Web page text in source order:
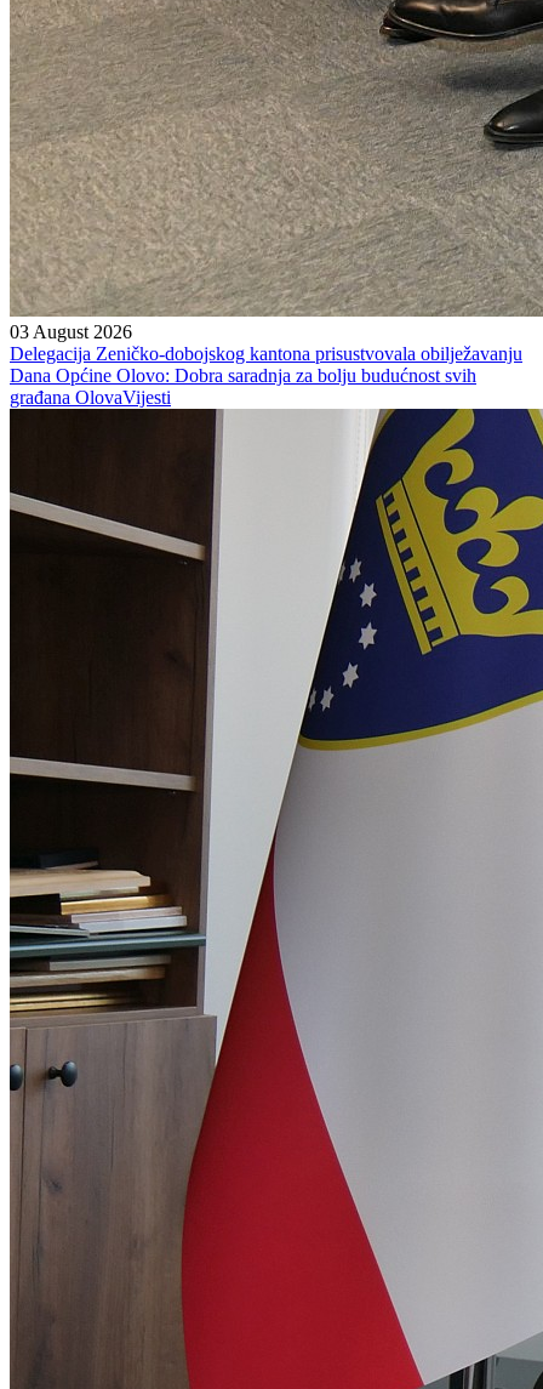
03 August 2026
Delegacija Zeničko-dobojskog kantona prisustvovala obilježavanju
Dana Općine Olovo: Dobra saradnja za bolju budućnost svih
građana OlovaVijesti